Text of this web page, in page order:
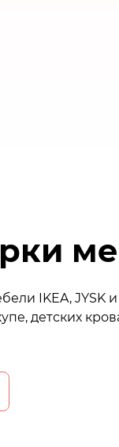
IKEA, JYSK
детских